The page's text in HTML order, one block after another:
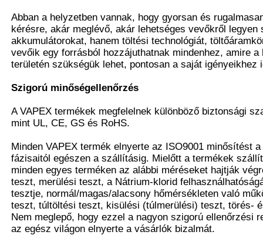
Abban a helyzetben vannak, hogy gyorsan és
kérésre, akár meglévő, akár lehetséges vevőkről legyen
akkumulátorokat, hanem töltési technológiát,
vevőik egy forrásból hozzájuthatnak mindenhez, amire a
területén szükségük lehet, pontosan a saját igényeikhez
Szigorú minőségellenőrzés
A VAPEX termékek megfelelnek különböző biztonsági
mint UL, CE, GS és RoHS.
Minden VAPEX termék elnyerte az ISO9001 minősítést
fázisaitól egészen a szállításig. Mielőtt a termékek
minden egyes terméken az alábbi méréseket hajtják
teszt, merülési teszt, a Nátrium-klorid
tesztje, normál/magas/alacsony hőmérsékleten való
teszt, túltöltési teszt, kisülési (túlmerülési) teszt, törés-
Nem meglepő, hogy ezzel a nagyon szigorú ellenőrzési
az egész világon elnyerte a vásárlók bizalmát.